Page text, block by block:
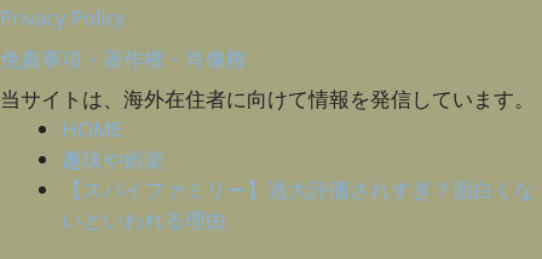
Privacy Policy
免責事項・著作権・肖像権
当サイトは、海外在住者に向けて情報を発信しています。
HOME
趣味や娯楽
【スパイファミリー】過大評価されすぎ？面白くな
いといわれる理由